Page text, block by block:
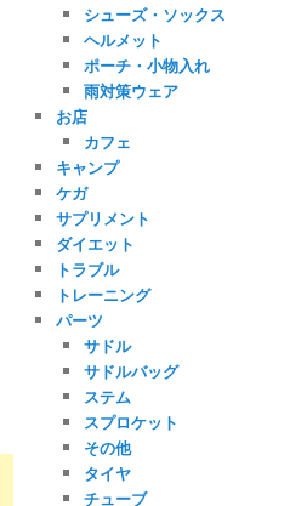
シューズ・ソックス
ヘルメット
ポーチ・小物入れ
雨対策ウェア
お店
カフェ
キャンプ
ケガ
サプリメント
ダイエット
トラブル
トレーニング
パーツ
サドル
サドルバッグ
ステム
スプロケット
その他
タイヤ
チューブ